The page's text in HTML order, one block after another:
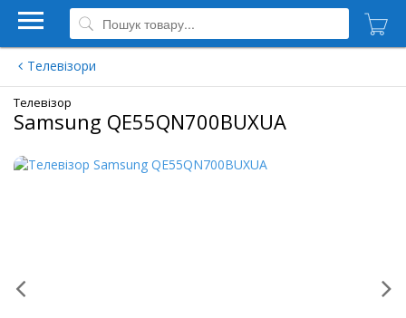
Телевізори
Телевізор
Samsung QE55QN700BUXUA